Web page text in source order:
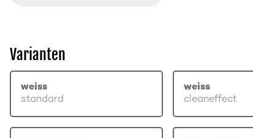
Varianten
weiss
standard
weiss
cleaneffect